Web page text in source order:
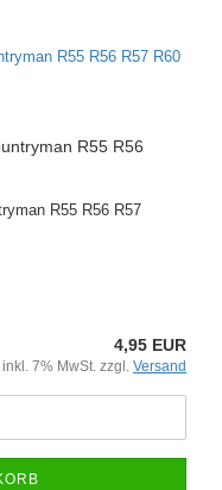
R55 R56
R55 R56 R57
4,95 EUR
inkl. 7% MwSt. zzgl. Versand